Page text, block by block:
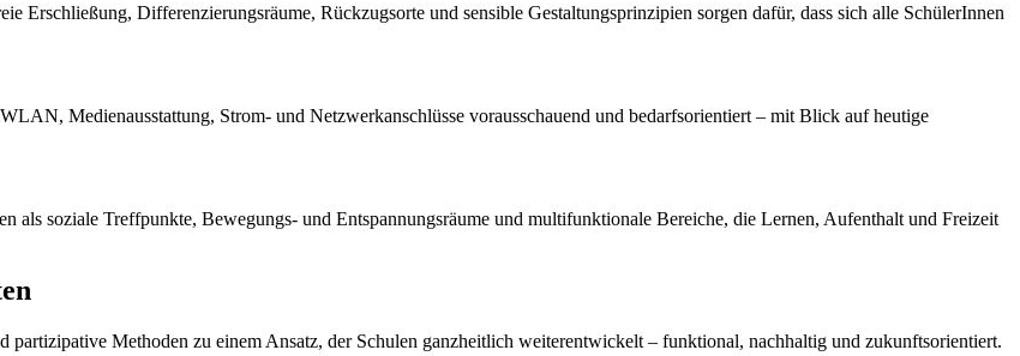
Erschließung, Differenzierungsräume, Rückzugsorte und sensible Gestaltungsprinzipien sorgen dafür, dass sich alle SchülerInnen
Medienausstattung, Strom- und Netzwerkanschlüsse vorausschauend und bedarfsorientiert – mit Blick auf heutige
als soziale Treffpunkte, Bewegungs- und Entspannungsräume und multifunktionale Bereiche, die Lernen, Aufenthalt und Freizeit
Methoden zu einem Ansatz, der Schulen ganzheitlich weiterentwickelt – funktional, nachhaltig und zukunftsorientiert.